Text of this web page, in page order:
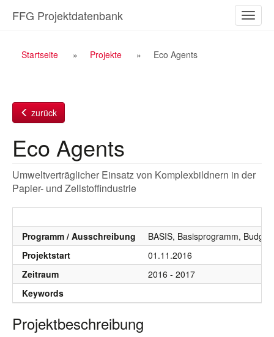
Inhalt
ein-/
FFG Projektdatenbank
Breadcrumb
Startseite Projekte Eco Agents
zurück
Eco Agents
Umweltverträglicher Einsatz von Komplexbildnern in der
Papier- und Zellstoffindustrie
Programm / Ausschreibung
BASIS, Basisprogramm,
Projektstart
01.11.2016
Zeitraum
2016 - 2017
Keywords
Projektbeschreibung